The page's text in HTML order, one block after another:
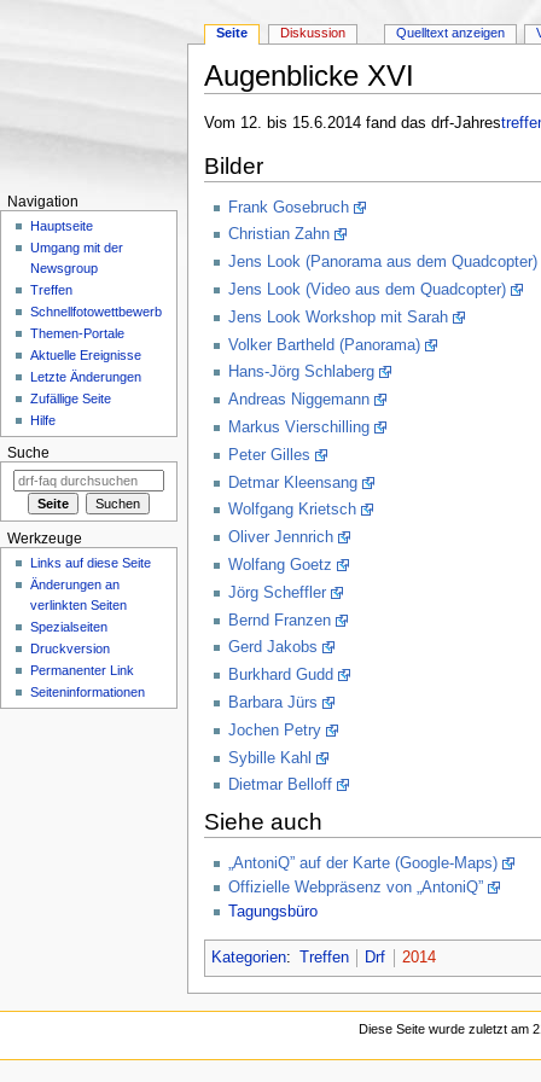
Augenblicke XVI
Vom 12. bis 15.6.2014 fand das drf-Jahres
Bilder
Frank Gosebruch
Christian Zahn
Jens Look (Panorama aus dem Quadcopter)
Jens Look (Video aus dem Quadcopter)
Jens Look Workshop mit Sarah
Volker Bartheld (Panorama)
Hans-Jörg Schlaberg
Andreas Niggemann
Markus Vierschilling
Peter Gilles
Detmar Kleensang
Wolfgang Krietsch
Oliver Jennrich
Wolfang Goetz
Jörg Scheffler
Bernd Franzen
Gerd Jakobs
Burkhard Gudd
Barbara Jürs
Jochen Petry
Sybille Kahl
Dietmar Belloff
Siehe auch
„AntoniQ” auf der Karte (Google-Maps)
Offizielle Webpräsenz von „AntoniQ”
Tagungsbüro
Kategorien: Treffen Drf 2014
Seite Diskussion Quelltext anzeigen
Navigation
Hauptseite
Umgang mit der
Newsgroup
Treffen
Schnellfotowettbewerb
Themen-Portale
Aktuelle Ereignisse
Letzte Änderungen
Zufällige Seite
Hilfe
Suche
Werkzeuge
Links auf diese Seite
Änderungen an
verlinkten Seiten
Spezialseiten
Druckversion
Permanenter Link
Seiten­informationen
Diese Seite wurde zuletzt am